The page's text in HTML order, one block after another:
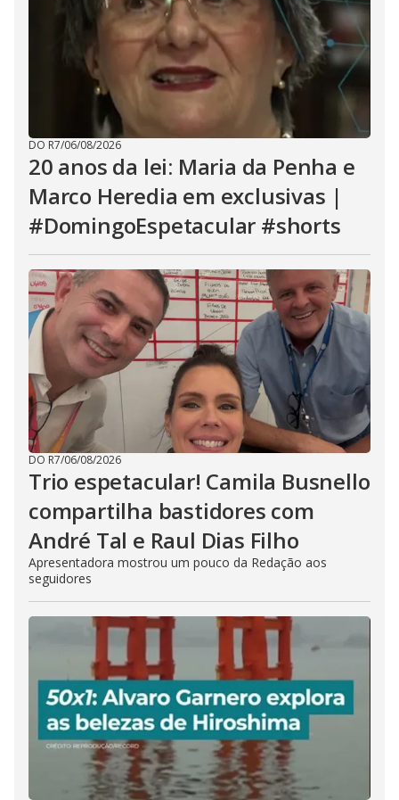
DO R7/06/08/2026
20 anos da lei: Maria da Penha e
Marco Heredia em exclusivas |
#DomingoEspetacular #shorts
DO R7/06/08/2026
Trio espetacular! Camila Busnello
compartilha bastidores com
André Tal e Raul Dias Filho
Apresentadora mostrou um pouco da Redação aos
seguidores